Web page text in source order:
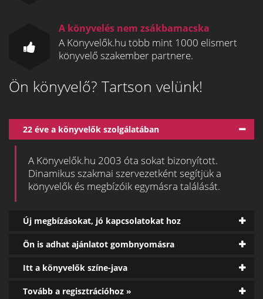
A könyvelés nem zsákbamacska
A Könyvelők.hu több mint 1000 elismert
könyvelő szakember partnere.
Ön könyvelő? Tartson velünk!
22 éve a könyvelők szolgálatában
A Könyvelők.hu 2003 óta sokat bizonyított.
Dinamikus szakmai szervezetként segítjük a
könyvelők és megbízóik egymásra találását.
Új megbízásokat, jó kapcsolatokat hoz
Ön is adhat ajánlatot gombnyomásra
Itt a könyvelők színe-java
Tovább a regisztrációhoz »